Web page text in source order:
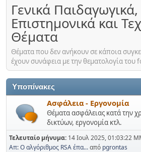
Γενικά Παιδαγωγικά,
Επιστημονικά και
Θέματα
Θέματα που δεν ανήκουν σε κάποια
έχουν συνάφεια με την θεματολογία του
Υποπίνακες
Ασφάλεια - Εργονομία
Θέματα ασφάλειας κατά την
δικτύων, εργονομία κτλ.
Τελευταίο μήνυμα: 14 Ιουλ 2025, 01:03:22
Απ: Ο αλγόριθμος RSA έπα...από pgrontas